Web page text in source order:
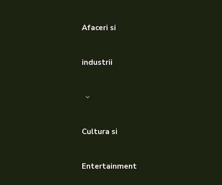
Afaceri si
industrii
Cultura si
Entertainment